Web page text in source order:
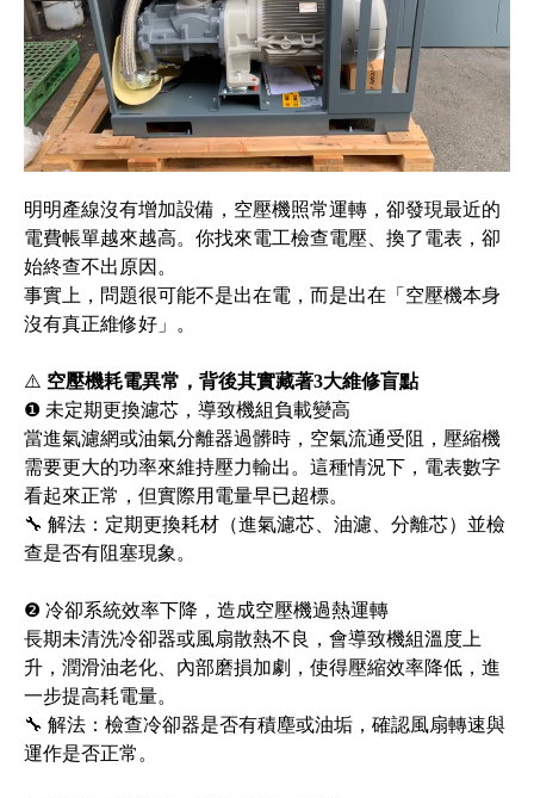
明明產線沒有增加設備，空壓機照常運轉，卻發現最近的
電費帳單越來越高。你找來電工檢查電壓、換了電表，卻
始終查不出原因。
事實上，問題很可能不是出在電，而是出在「空壓機本身
沒有真正維修好」。
⚠️ 空壓機耗電異常，背後其實藏著3大維修盲點
❶ 未定期更換濾芯，導致機組負載變高
當進氣濾網或油氣分離器過髒時，空氣流通受阻，壓縮機
需要更大的功率來維持壓力輸出。這種情況下，電表數字
看起來正常，但實際用電量早已超標。
🔧 解法：定期更換耗材（進氣濾芯、油濾、分離芯）並檢
查是否有阻塞現象。
❷ 冷卻系統效率下降，造成空壓機過熱運轉
長期未清洗冷卻器或風扇散熱不良，會導致機組溫度上
升，潤滑油老化、內部磨損加劇，使得壓縮效率降低，進
一步提高耗電量。
🔧 解法：檢查冷卻器是否有積塵或油垢，確認風扇轉速與
運作是否正常。